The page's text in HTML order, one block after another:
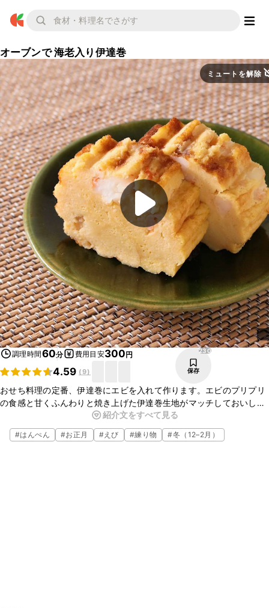
オーブンで 海老入り伊達巻
ミュートを解除
調理時間60分 費用目安300円
4.59 (9)
230
保存
おせち料理の定番、伊達巻にエビを入れて作ります。エビのプリプリ
の食感と甘くふんわりと焼き上げた伊達巻生地がマッチしておいしい
ですよ。粗みじん切りにしたエビで見た目も華やかな伊達巻です。
オーブンで焼けば手軽に作れます。ぜひ作ってみてくださいね。
紹介文をすべて見る
#はんぺん #お正月 #えび #練り物 #冬（12–2月）